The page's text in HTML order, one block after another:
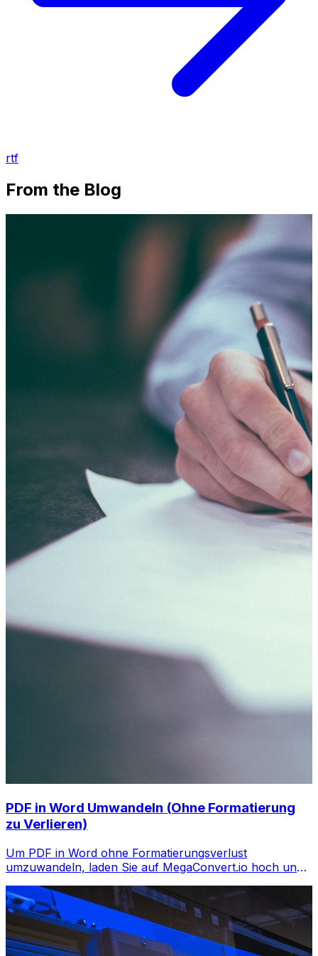
rtf
From the Blog
PDF in Word Umwandeln (Ohne Formatierung
zu Verlieren)
Um PDF in Word ohne Formatierungsverlust
umzuwandeln, laden Sie auf MegaConvert.io hoch und
sich sauber.